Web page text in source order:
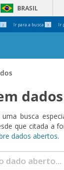
2 Ir para a busca 3 Ir
BRASIL
busca
que citada a
dados abertos.